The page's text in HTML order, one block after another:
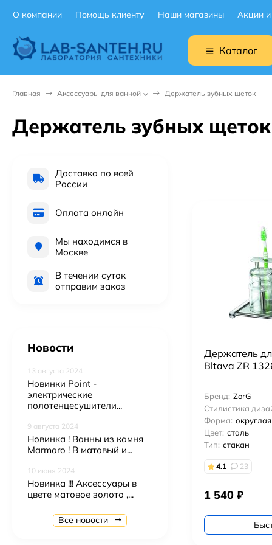
О компании Помощь клиенту Наши магазины Акции
Каталог
Главная Аксессуары для ванной Держатель зубных щеток
Держатель зубных щеток
Держатель
Bltava ZR
Бренд: ZorG
Стилистика
Форма: округлая
Цвет: сталь
Тип: стакан
4.1 23
1 540 ₽
Доставка по всей
России
Оплата онлайн
Мы находимся в
Москве
В течении суток
отправим заказ
Новости
13 августа 2024
Новинки Point -
электрические
полотенцесушители...
9 августа 2024
Новинка ! Ванны из камня
Marmaro ! В матовый и...
10 июня 2024
Новинка !!! Аксессуары в
цвете матовое золото ,...
Все новости
9 900₽